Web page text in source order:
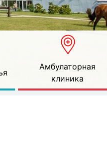
Амбулаторная
клиника